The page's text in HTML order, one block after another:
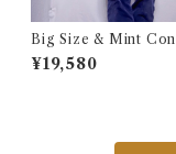
Big Size & Mint
!! 1990s Champion
Weave Navy Blue
¥19,580